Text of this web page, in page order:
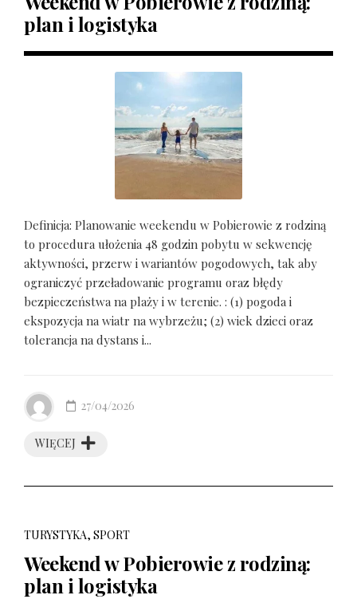
plan i logistyka
Definicja: Planowanie weekendu w Pobierowie z rodziną
to procedura ułożenia 48 godzin pobytu w sekwencję
aktywności, przerw i wariantów pogodowych, tak aby
ograniczyć przeładowanie programu oraz błędy
bezpieczeństwa na plaży i w terenie. : (1) pogoda i
ekspozycja na wiatr na wybrzeżu; (2) wiek dzieci oraz
tolerancja na dystans i...
WIĘCEJ
27/04/2026
TURYSTYKA, SPORT
Weekend w Pobierowie z rodziną:
plan i logistyka